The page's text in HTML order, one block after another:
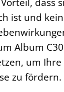
ist und
Album
um
zu fördern.